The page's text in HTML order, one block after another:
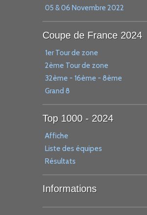
05 & 06 Novembre 2022
Coupe de France 2024
1er Tour de zone
2ème Tour de zone
32ème - 16ème - 8ème
Grand 8
Top 1000 - 2024
Affiche
Liste des équipes
Résultats
Informations